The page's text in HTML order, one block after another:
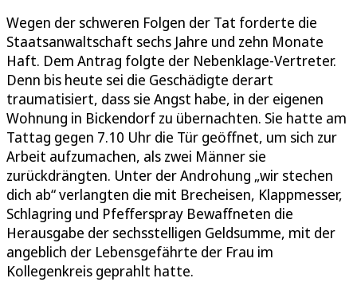
Wegen der schweren Folgen der Tat forderte die
Staatsanwaltschaft sechs Jahre und zehn Monate
Haft. Dem Antrag folgte der Nebenklage-Vertreter.
Denn bis heute sei die Geschädigte derart
traumatisiert, dass sie Angst habe, in der eigenen
Wohnung in Bickendorf zu übernachten. Sie hatte am
Tattag gegen 7.10 Uhr die Tür geöffnet, um sich zur
Arbeit aufzumachen, als zwei Männer sie
zurückdrängten. Unter der Androhung „wir stechen
dich ab“ verlangten die mit Brecheisen, Klappmesser,
Schlagring und Pfefferspray Bewaffneten die
Herausgabe der sechsstelligen Geldsumme, mit der
angeblich der Lebensgefährte der Frau im
Kollegenkreis geprahlt hatte.